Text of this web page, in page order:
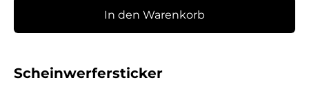
In den Warenkorb
Scheinwerfersticker